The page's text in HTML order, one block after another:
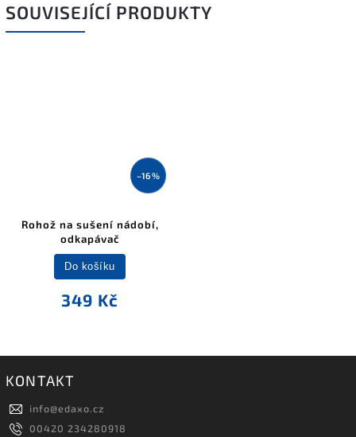
SOUVISEJÍCÍ PRODUKTY
–16 %
Rohož na sušení nádobí,
odkapávač
349 Kč
Do košíku
KONTAKT
info@edaxo.cz
00420 234280918